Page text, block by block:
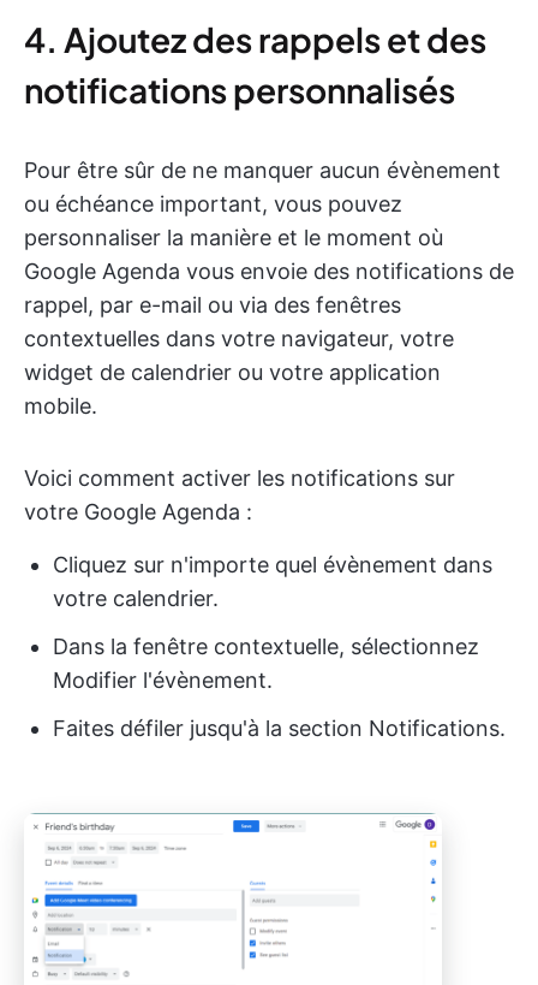
4. Ajoutez des rappels et des
notifications personnalisés
Pour être sûr de ne manquer aucun évènement
ou échéance important, vous pouvez
personnaliser la manière et le moment où
Google Agenda vous envoie des notifications de
rappel, par e-mail ou via des fenêtres
contextuelles dans votre navigateur, votre
widget de calendrier ou votre application
mobile.
Voici comment activer les notifications sur
votre Google Agenda :
Cliquez sur n'importe quel évènement dans
votre calendrier.
Dans la fenêtre contextuelle, sélectionnez
Modifier l'évènement.
Faites défiler jusqu'à la section Notifications.